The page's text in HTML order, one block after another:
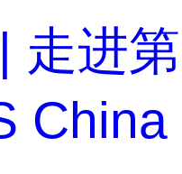
走进第
China